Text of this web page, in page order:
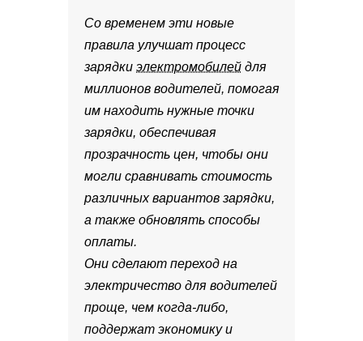
Со временем эти новые
правила улучшат процесс
зарядки электромобилей для
миллионов водителей, помогая
им находить нужные точки
зарядки, обеспечивая
прозрачность цен, чтобы они
могли сравнивать стоимость
различных вариантов зарядки,
а также обновлять способы
оплаты.
Они сделают переход на
электричество для водителей
проще, чем когда-либо,
поддержат экономику и